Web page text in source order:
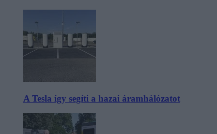
A Tesla így segíti a hazai áramhálózatot